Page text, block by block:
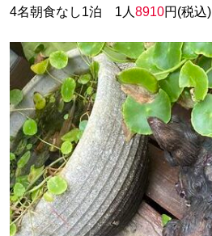
4名朝食なし1泊 1人 8910円(税込)